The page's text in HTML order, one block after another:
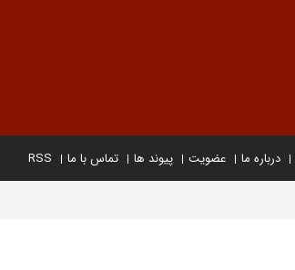
درباره ما عضویت پیوند ها تماس با ما RSS